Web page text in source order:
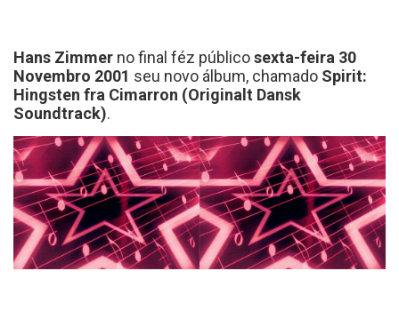
Hans Zimmer no final féz públicosexta-feira 30
Novembro 2001 seu novo álbum, chamado Spirit:
Hingsten fra Cimarron (Originalt Dansk
Soundtrack).